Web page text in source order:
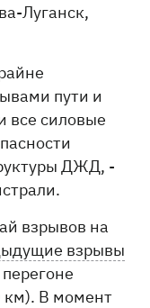
Луганск,
пути и
все силовые
ДЖД, -
взрывов на
взрывы
км). В момент